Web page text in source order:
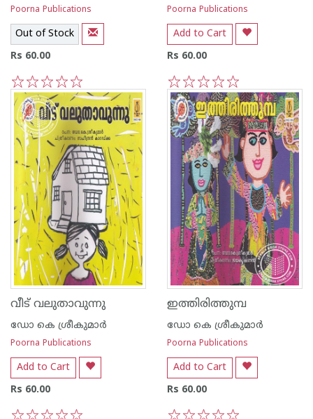
Poorna Publications
Out of Stock
Rs 60.00
5
4
3
2
1
Poorna Publications
Add to Cart
Rs 60.00
5
4
3
2
1
വീട് വലുതാവുന്നു
ഡോ കെ ശ്രീകുമാര്‍
Poorna Publications
Add to Cart
Rs 60.00
ഇത്തിരിത്തുമ്പ
ഡോ കെ ശ്രീകുമാര്‍
Poorna Publications
Add to Cart
Rs 60.00